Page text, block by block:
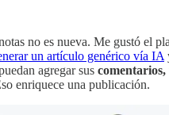
no es nueva. Me gustó el
un artículo genérico vía IA
agregar sus
enriquece una publicación.